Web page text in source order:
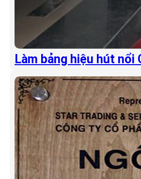
Làm bảng hiệu hút nổi